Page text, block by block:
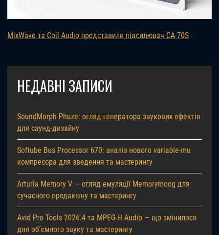
MixWave та Coil Audio представили підсилювач CA-70S
НЕДАВНІ ЗАПИСИ
SoundMorph Phuze: огляд генератора звукових ефектів
для саунд-дизайну
Softube Bus Processor 670: аналіз нового variable-mu
компресора для зведення та мастерингу
Arturia Memory V — огляд емуляції Memorymoog для
сучасного продакшну та мастерингу
Avid Pro Tools 2026.4 та MPEG-H Audio — що змінилося
для об’ємного звуку та мастерингу